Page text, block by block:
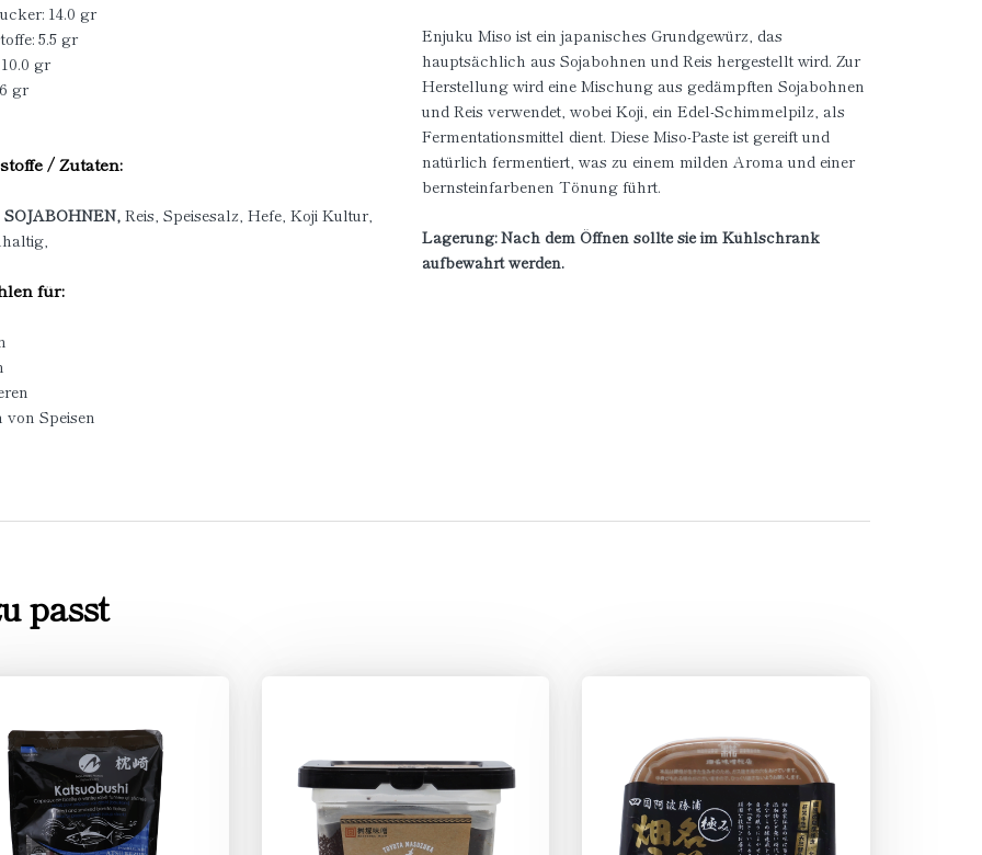
14.0 gr
5.5 gr
gr
gr
/ Zutaten:
SOJABOHNEN, Reis, Speisesalz, Hefe, Koji Kultur,
für:
von Speisen
Enjuku Miso ist ein japanisches Grundgewürz, das
hauptsächlich aus Sojabohnen und Reis hergestellt wird. Zur
Herstellung wird eine Mischung aus gedämpften Sojabohnen
und Reis verwendet, wobei Koji, ein Edel-Schimmelpilz, als
Fermentationsmittel dient. Diese Miso-Paste ist gereift und
natürlich fermentiert, was zu einem milden Aroma und einer
bernsteinfarbenen Tönung führt.
Lagerung: Nach dem Öffnen sollte sie im Kühlschrank
aufbewahrt werden.
passt